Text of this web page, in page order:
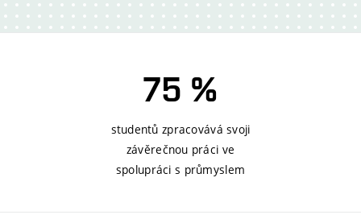
75 %
studentů zpracovává svoji
závěrečnou práci ve
spolupráci s průmyslem